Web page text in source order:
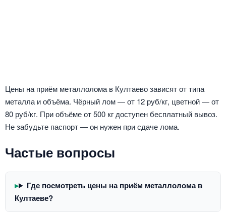
Цены на приём металлолома в Култаево зависят от типа
металла и объёма. Чёрный лом — от 12 руб/кг, цветной — от
80 руб/кг. При объёме от 500 кг доступен бесплатный вывоз.
Не забудьте паспорт — он нужен при сдаче лома.
Частые вопросы
Где посмотреть цены на приём металлолома в
Култаеве?